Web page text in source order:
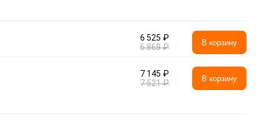
6 525 ₽
6 868 ₽
В корзину
7 145 ₽
7 521 ₽
В корзину